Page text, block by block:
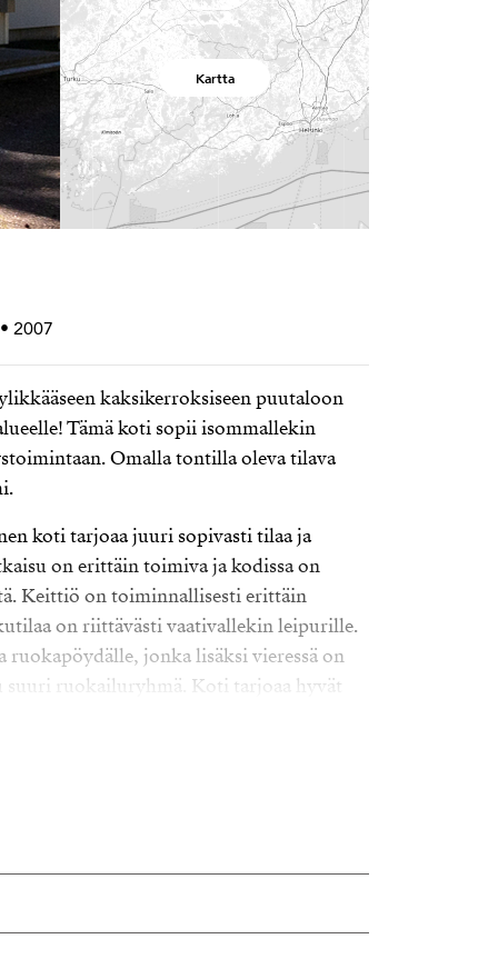
Kartta
2007
kaksikerroksiseen puutaloon
Tämä koti sopii isommallekin
Omalla tontilla oleva tilava
koti tarjoaa juuri sopivasti tilaa ja
on erittäin toimiva ja kodissa on
Keittiö on toiminnallisesti erittäin
on riittävästi vaativallekin leipurille.
ruokapöydälle, jonka lisäksi vieressä on
ruokailuryhmä. Koti tarjoaa hyvät
Vaatehuoneita/ varastoja
jonka lisäksi on lämmin ulkovarasto,
erillistä huonetta, joten säilytystilasta ei
on yhteensä yli 200m2 lämmintä